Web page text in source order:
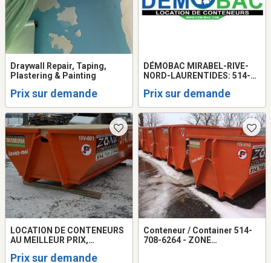
Draywall Repair, Taping,
Plastering & Painting
Prix sur demande
DÉMOBAC MIRABEL-RIVE-
NORD-LAURENTIDES: 514-
CONTENEURS À DÉCHETS
CONTAINER / BIN / RENTAL
Prix sur demande
LOCATION DE CONTENEURS
AU MEILLEUR PRIX,
Conteneur 10 à 20 verges
Prix sur demande
Conteneur / Container 514-
708-6264 - ZONE